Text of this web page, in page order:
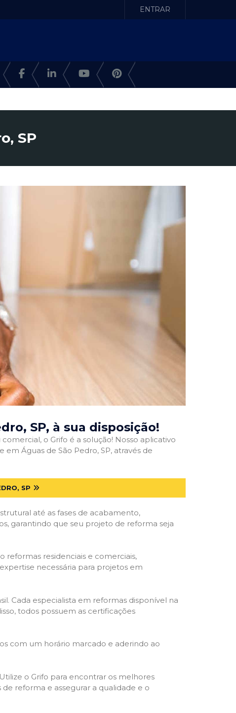
ENTRAR
SP
SP, à sua disposição!
o Grifo é a solução! Nosso aplicativo
Águas de São Pedro, SP, através de
SP
até as fases de acabamento,
garantindo que seu projeto de reforma seja
reformas residenciais e comerciais,
necessária para projetos em
Cada especialista em reformas disponível na
todos possuem as certificações
com um horário marcado e aderindo ao
o Grifo para encontrar os melhores
reforma e assegurar a qualidade e o